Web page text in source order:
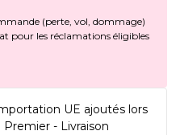
(perte, vol, dommage)
pour les réclamations éligibles
UE ajoutés lors
- Livraison